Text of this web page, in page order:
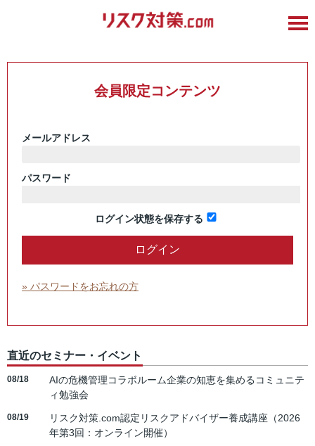
会員限定コンテンツ
メールアドレス
パスワード
ログイン状態を保存する
» パスワードをお忘れの方
直近のセミナー・イベント
08/18
AIの危機管理コラボルーム企業の知恵を集めるコミュニテ
ィ勉強会
08/19
リスク対策.com認定リスクアドバイザー養成講座（2026
年第3回：オンライン開催）